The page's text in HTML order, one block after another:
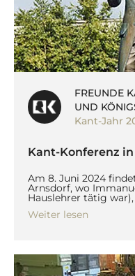
FREUNDE
UND
Kant-Jahr
Kant-Konferenz in
Am 8. Juni 2024
Arnsdorf, wo
Hauslehrer tätig war),
Weiter lesen